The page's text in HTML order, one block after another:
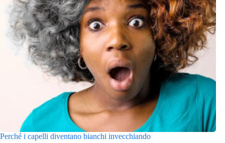
Perché i capelli diventano bianchi invecchiando